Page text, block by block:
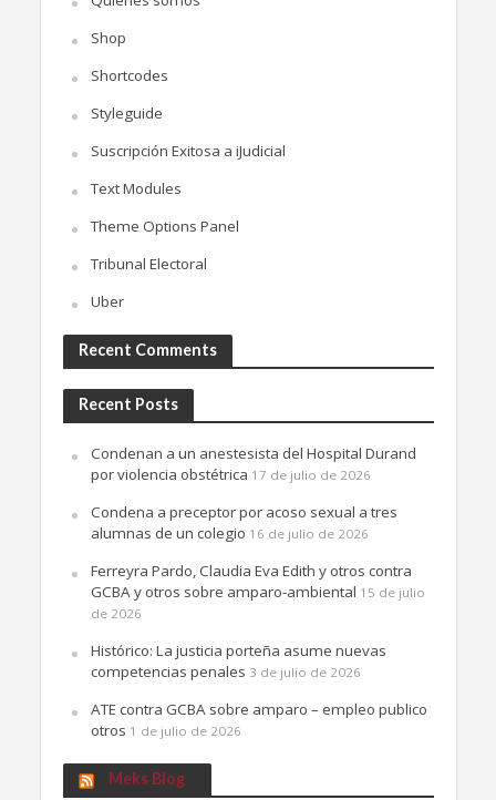
Shop
Shortcodes
Styleguide
Suscripción Exitosa a iJudicial
Text Modules
Theme Options Panel
Tribunal Electoral
Uber
Recent Comments
Recent Posts
Condenan a un anestesista del Hospital Durand
por violencia obstétrica 17 de julio de 2026
Condena a preceptor por acoso sexual a tres
alumnas de un colegio 16 de julio de 2026
Ferreyra Pardo, Claudia Eva Edith y otros contra
GCBA y otros sobre amparo-ambiental 15 de julio
de 2026
Histórico: La justicia porteña asume nuevas
competencias penales 3 de julio de 2026
ATE contra GCBA sobre amparo – empleo publico
otros 1 de julio de 2026
Meks Blog